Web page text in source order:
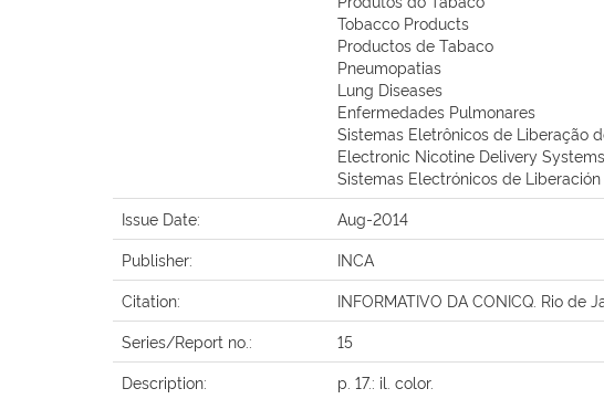
Tobacco Products
Productos de Tabaco
Pneumopatias
Lung Diseases
Enfermedades Pulmonares
Sistemas Eletrônicos de Liberação
Electronic Nicotine Delivery Systems
Sistemas Electrónicos de
Issue Date:
Aug-2014
Publisher:
INCA
Citation:
INFORMATIVO DA CONICQ. Rio de
Series/Report no.:
15
Description:
p. 17.: il. color.